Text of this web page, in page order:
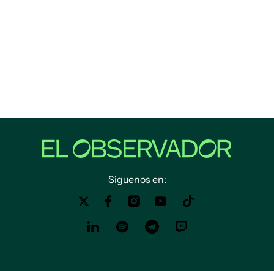
Siguenos en: